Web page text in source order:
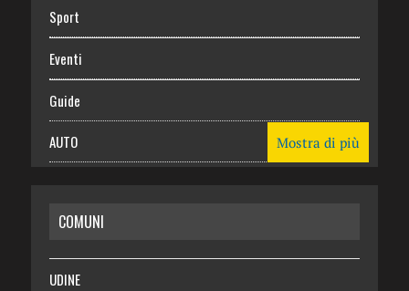
Sport
Eventi
Guide
AUTO
RISPARMIO
SALUTE
Mostra di più
COMUNI
UDINE